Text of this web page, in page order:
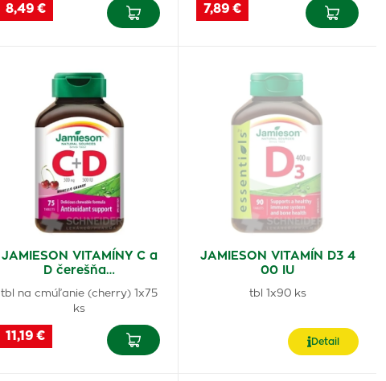
8,49 € 7,89 €
JAMIESON VITAMÍNY C a
D čerešňa…
tbl na cmúľanie (cherry) 1x75
ks
11,19 €
JAMIESON VITAMÍN D3 4
00 IU
tbl 1x90 ks
Detail